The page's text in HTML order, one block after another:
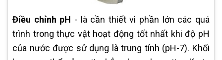
Điều chỉnh pH - là cần thiết vì phần lớn các quá
trình trong thực vật hoạt động tốt nhất khi độ pH
của nước được sử dụng là trung tính (pH-7). Khối